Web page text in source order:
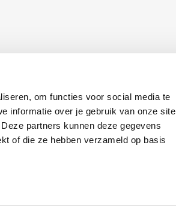
om functies voor social media te
informatie over je gebruik van onze site
partners kunnen deze gegevens
of die ze hebben verzameld op basis